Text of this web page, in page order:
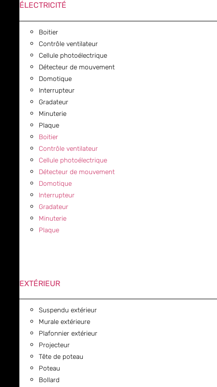
ÉLECTRICITÉ
Boitier
Contrôle ventilateur
Cellule photoélectrique
Détecteur de mouvement
Domotique
Interrupteur
Gradateur
Minuterie
Plaque
Boitier
Contrôle ventilateur
Cellule photoélectrique
Détecteur de mouvement
Domotique
Interrupteur
Gradateur
Minuterie
Plaque
EXTÉRIEUR
Suspendu extérieur
Murale extérieure
Plafonnier extérieur
Projecteur
Tête de poteau
Poteau
Bollard